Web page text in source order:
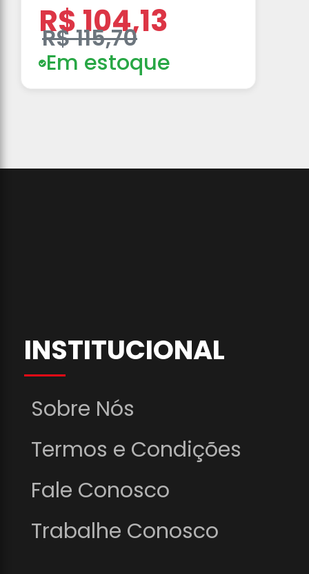
R$ 104,13
R$ 115,70
Em estoque
INSTITUCIONAL
Sobre Nós
Termos e Condições
Fale Conosco
Trabalhe Conosco